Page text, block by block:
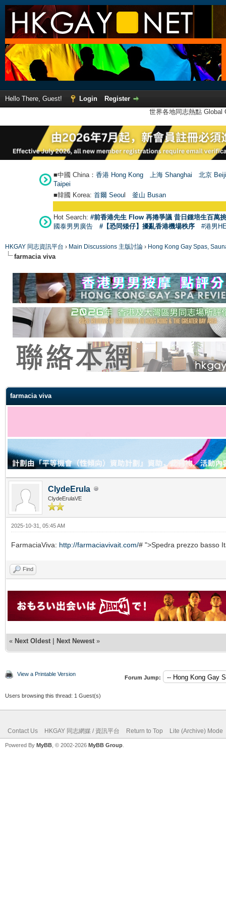
Hello There, Guest! Login
Register
世界各地同志熱點
■中國 China： 香港 Hong Kong 上海 Shanghai
北京
Taipei
■韓國 Korea: 首爾 Seoul 釜山 Busan
Hot Search: #前香港先生 Flow 再捲爭議 昔日鍾培生百萬
國泰男男廣告
#【恐同矮仔】擾亂香港機場秩序 #港男
HKGAY 同志資訊平台 › Main Discussions 主版討論 › Hong Kong Gay Spas,
farmacia viva
farmacia viva
ClydeErula
ClydeErulaVE
2025-10-31, 05:45 AM
FarmaciaViva: http://farmaciavivait.com/# ">Spedra prezzo basso
Find
« Next Oldest | Next Newest »
View a Printable Version
Forum Jump:
Users browsing this thread: 1 Guest(s)
Contact Us HKGAY 同志網媒 / 資訊平台 Return to Top Lite (Archive) Mode
Powered By MyBB , © 2002-2026 MyBB Group